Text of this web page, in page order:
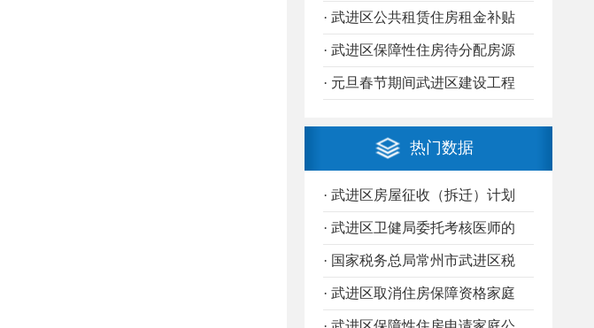
· 武进区公共租赁住房租金补贴
· 武进区保障性住房待分配房源
· 元旦春节期间武进区建设工程
热门数据
· 武进区房屋征收（拆迁）计划
· 武进区卫健局委托考核医师的
· 国家税务总局常州市武进区税
· 武进区取消住房保障资格家庭